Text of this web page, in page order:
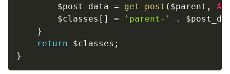
$post_data = get_post ( $parent ,
$classes [ ] = 'parent-' .
}
return
$classes ;
}